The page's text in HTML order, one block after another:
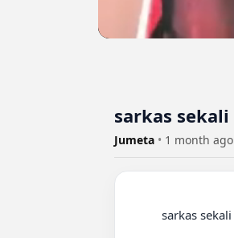
sarkas sekali
Jumeta • 1 month ago